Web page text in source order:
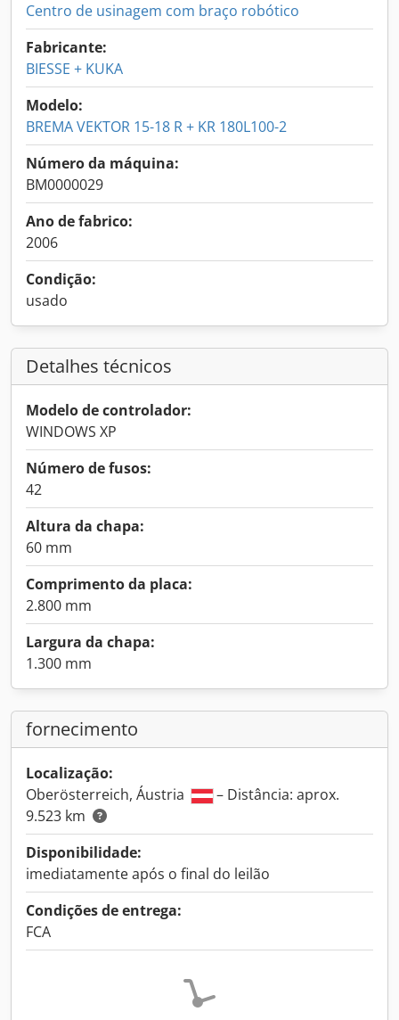
Centro de usinagem com braço robótico
Fabricante:
BIESSE + KUKA
Modelo:
BREMA VEKTOR 15-18 R + KR 180L100-2
Número da máquina:
BM0000029
Ano de fabrico:
2006
Condição:
usado
Detalhes técnicos
Modelo de controlador:
WINDOWS XP
Número de fusos:
42
Altura da chapa:
60 mm
Comprimento da placa:
2.800 mm
Largura da chapa:
1.300 mm
fornecimento
Localização:
Oberösterreich, Áustria
– Distância: aprox.
9.523 km
Disponibilidade:
imediatamente após o final do leilão
Condições de entrega:
FCA